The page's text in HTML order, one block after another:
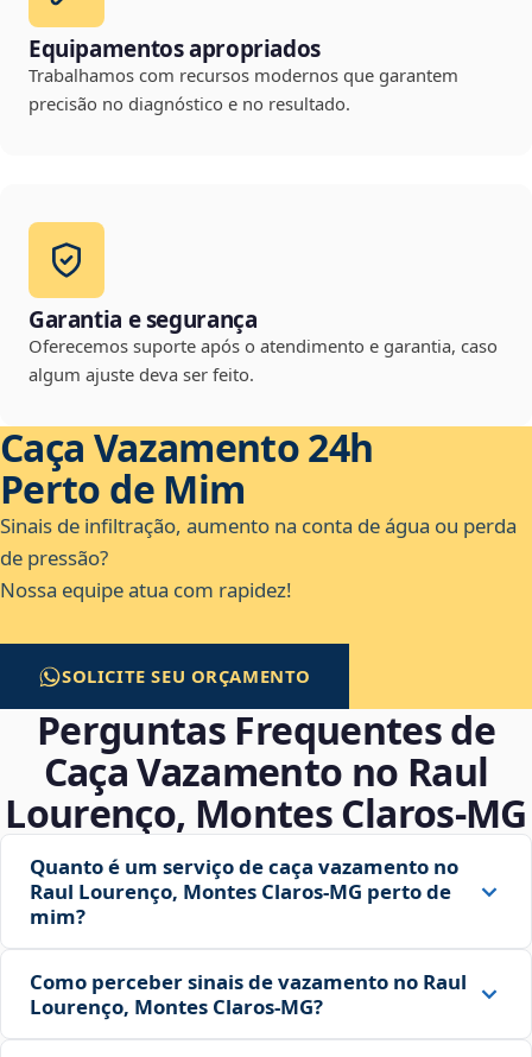
Equipamentos apropriados
Trabalhamos com recursos modernos que garantem
precisão no diagnóstico e no resultado.
Garantia e segurança
Oferecemos suporte após o atendimento e garantia, caso
algum ajuste deva ser feito.
Caça Vazamento 24h
Perto de Mim
Sinais de infiltração, aumento na conta de água ou perda
de pressão?
Nossa equipe atua com rapidez!
SOLICITE SEU ORÇAMENTO
Perguntas Frequentes de
Caça Vazamento no Raul
Lourenço, Montes Claros‑MG
Quanto é um serviço de caça vazamento no
Raul Lourenço, Montes Claros‑MG perto de
mim?
Como perceber sinais de vazamento no Raul
Lourenço, Montes Claros‑MG?